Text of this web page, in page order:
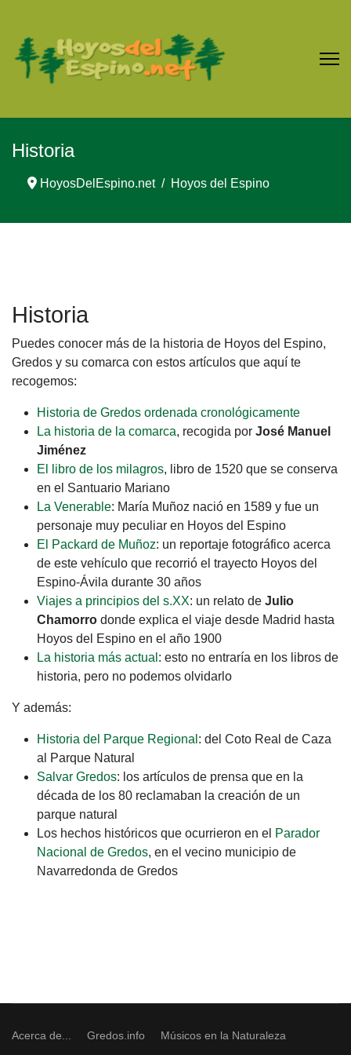
Historia
HoyosDelEspino.net Hoyos del Espino
Historia
Puedes conocer más de la historia de Hoyos del Espino,
Gredos y su comarca con estos artículos que aquí te
recogemos:
Historia de Gredos ordenada cronológicamente
La historia de la comarca, recogida por José Manuel
Jiménez
El libro de los milagros, libro de 1520 que se conserva
en el Santuario Mariano
La Venerable: María Muñoz nació en 1589 y fue un
personaje muy peculiar en Hoyos del Espino
El Packard de Muñoz: un reportaje fotográfico acerca
de este vehículo que recorrió el trayecto Hoyos del
Espino-Ávila durante 30 años
Viajes a principios del s.XX: un relato de Julio
Chamorro donde explica el viaje desde Madrid hasta
Hoyos del Espino en el año 1900
La historia más actual : esto no entraría en los libros de
historia, pero no podemos olvidarlo
Y además:
Historia del Parque Regional : del Coto Real de Caza
al Parque Natural
Salvar Gredos: los artículos de prensa que en la
década de los 80 reclamaban la creación de un
parque natural
Los hechos históricos que ocurrieron en el Parador
Nacional de Gredos, en el vecino municipio de
Navarredonda de Gredos
Acerca de... Gredos.info Músicos en la Naturaleza